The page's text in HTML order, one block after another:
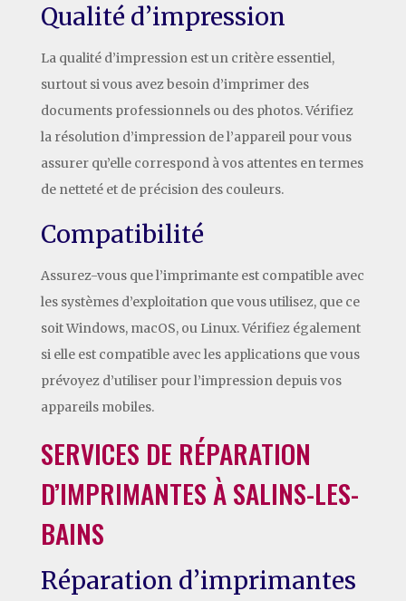
Qualité d’impression
La qualité d’impression est un critère essentiel,
surtout si vous avez besoin d’imprimer des
documents professionnels ou des photos. Vérifiez
la résolution d’impression de l’appareil pour vous
assurer qu’elle correspond à vos attentes en termes
de netteté et de précision des couleurs.
Compatibilité
Assurez-vous que l’imprimante est compatible avec
les systèmes d’exploitation que vous utilisez, que ce
soit Windows, macOS, ou Linux. Vérifiez également
si elle est compatible avec les applications que vous
prévoyez d’utiliser pour l’impression depuis vos
appareils mobiles.
SERVICES DE RÉPARATION
D’IMPRIMANTES À SALINS-LES-
BAINS
Réparation d’imprimantes